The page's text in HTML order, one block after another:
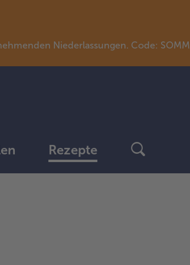
Niederlassungen. Code:
Rezepte